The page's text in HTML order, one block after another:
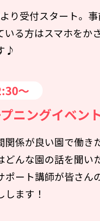
り受付スタート。
いる方はスマホをか
♪
～
ニングイベン
関係が良い園で働き
どんな園の話を聞い
ポート講師が皆さん
します！